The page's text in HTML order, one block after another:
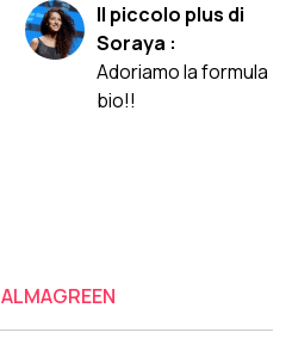
Il piccolo plus di
Soraya :
Adoriamo la formula
bio!!
ALMAGREEN